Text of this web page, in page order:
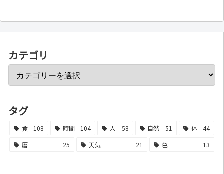
カテゴリ
タグ
食 108 時間 104 人 58 自然 51 体
44
暦
25 天気 21 色 13